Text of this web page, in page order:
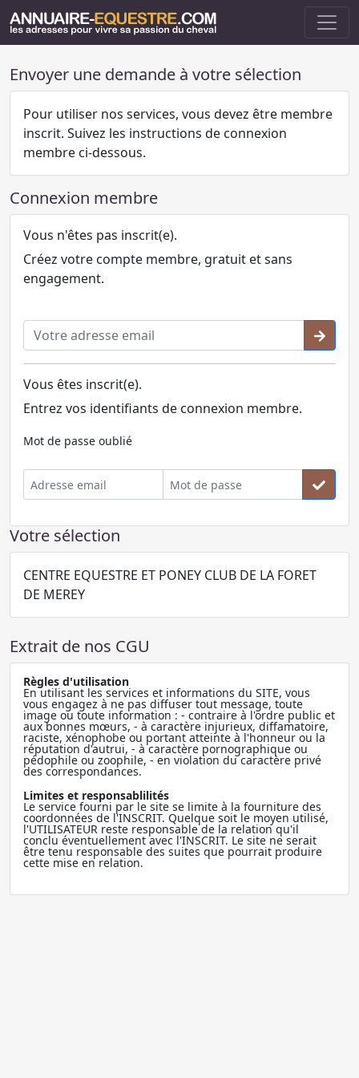
Envoyer une demande à votre sélection
Pour utiliser nos services, vous devez être membre
inscrit. Suivez les instructions de connexion
membre ci-dessous.
Connexion membre
Vous n'êtes pas inscrit(e).
Créez votre compte membre, gratuit et sans
engagement.
Vous êtes inscrit(e).
Entrez vos identifiants de connexion membre.
Mot de passe oublié
Votre sélection
CENTRE EQUESTRE ET PONEY CLUB DE LA FORET
DE MEREY
Extrait de nos CGU
Règles d'utilisation
En utilisant les services et informations du SITE, vous
vous engagez à ne pas diffuser tout message, toute
image ou toute information : - contraire à l'ordre public et
aux bonnes mœurs, - à caractère injurieux, diffamatoire,
raciste, xénophobe ou portant atteinte à l'honneur ou la
réputation d'autrui, - à caractère pornographique ou
pédophile ou zoophile, - en violation du caractère privé
des correspondances.
Limites et responsablilités
Le service fourni par le site se limite à la fourniture des
coordonnées de l'INSCRIT. Quelque soit le moyen utilisé,
l'UTILISATEUR reste responsable de la relation qu'il
conclu éventuellement avec l'INSCRIT. Le site ne serait
être tenu responsable des suites que pourrait produire
cette mise en relation.